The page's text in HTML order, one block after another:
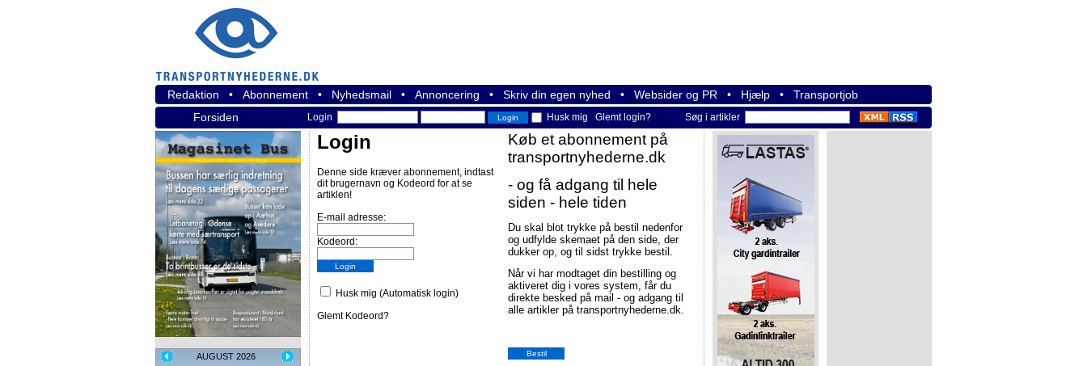
Redaktion • Abonnement • Nyhedsmail • Annoncering • Skriv din egen nyhed • Websider og PR • Hjælp • Transportjob
Forsiden
Login Husk mig Glemt login? Søg i artikler
AUGUST 2026
Login
Denne side kræver abonnement, indtast
dit brugernavn og Kodeord for at se
artiklen!
E-mail adresse:
Kodeord:
Husk mig (Automatisk login)
Glemt Kodeord?
Køb et abonnement på
transportnyhederne.dk
- og få adgang til hele
siden - hele tiden
Du skal blot trykke på bestil nedenfor
og udfylde skemaet på den side, der
dukker op, og til sidst trykke bestil.
Når vi har modtaget din bestilling og
aktiveret dig i vores system, får du
direkte besked på mail - og adgang til
alle artikler på transportnyhederne.dk.